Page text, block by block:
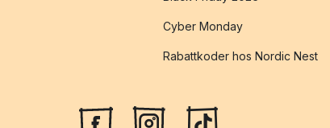
Cyber Monday
Rabattkoder hos Nordic Nest